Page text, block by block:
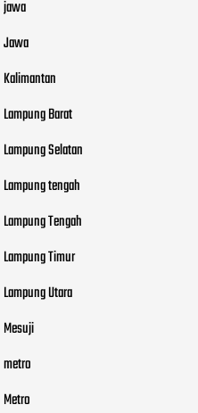
jawa
Jawa
Kalimantan
Lampung Barat
Lampung Selatan
Lampung tengah
Lampung Tengah
Lampung Timur
Lampung Utara
Mesuji
metro
Metro